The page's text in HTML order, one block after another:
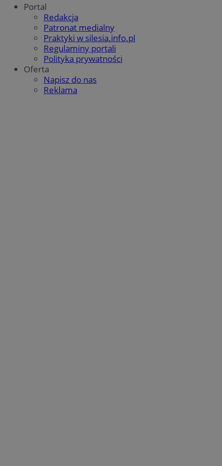
Portal
Redakcja
Patronat medialny
Praktyki w silesia.info.pl
Regulaminy portali
Polityka prywatności
Oferta
Napisz do nas
Reklama